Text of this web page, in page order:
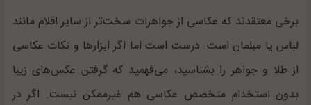
برخی معتقدند که عکاسی از جواهرات سخت‌تر از سایر اقلام مانند
لباس یا مبلمان است. درست است اما اگر ابزارها و نکات عکاسی
از طلا و جواهر را بشناسید، می‌فهمید که گرفتن عکس‌های زیبا
بدون استخدام متخصص عکاسی هم غیرممکن نیست. اگر در